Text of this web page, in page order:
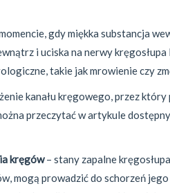
gdy miękka substancja
i uciska na nerwy
takie jak mrowienie czy
kanału kręgowego, przez
przeczytać w artykule
kręgów– stany zapalne
mogą prowadzić do schorzeń